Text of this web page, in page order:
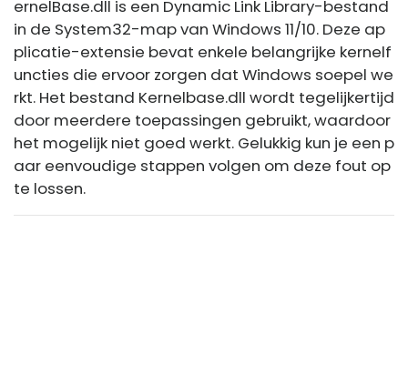
ernelBase.dll is een Dynamic Link Library-bestand
in de System32-map van Windows 11/10. Deze ap
plicatie-extensie bevat enkele belangrijke kernelf
uncties die ervoor zorgen dat Windows soepel we
rkt. Het bestand Kernelbase.dll wordt tegelijkertijd
door meerdere toepassingen gebruikt, waardoor
het mogelijk niet goed werkt. Gelukkig kun je een p
aar eenvoudige stappen volgen om deze fout op
te lossen.